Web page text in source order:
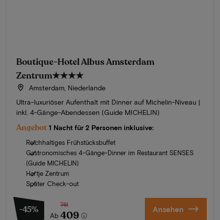
Boutique-Hotel Albus Amsterdam
Zentrum★★★★
Amsterdam, Niederlande
Ultra-luxuriöser Aufenthalt mit Dinner auf Michelin-Niveau |
inkl. 4-Gänge-Abendessen (Guide MICHELIN)
Angebot 1 Nacht für 2 Personen inklusive:
Reichhaltiges Frühstücksbuffet
Gastronomisches 4-Gänge-Dinner im Restaurant SENSES
(Guide MICHELIN)
Hartje Zentrum
Später Check-out
-45%
Ab
741
409 Ansehen